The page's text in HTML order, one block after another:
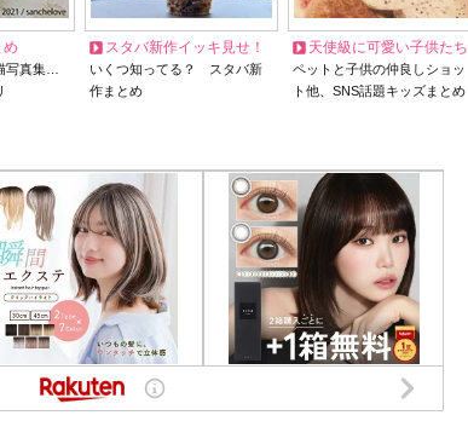
め
写真集…
スタバ新作イッキ見せ！
いくつ知ってる？ スタバ新
作まとめ
天使級に可愛い子供たち
ペットと子供の仲良しショッ
ト他、SNS話題キッズまとめ